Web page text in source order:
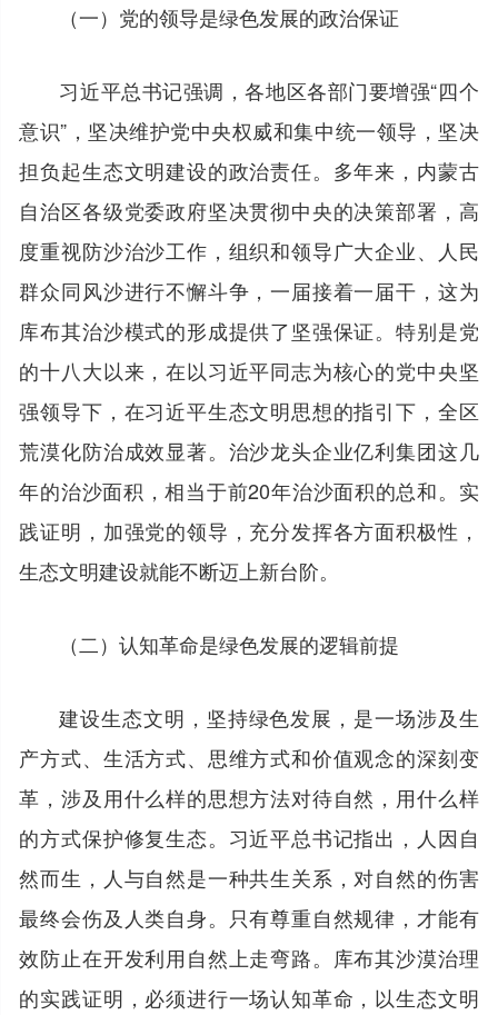
（一）党的领导是绿色发展的政治保证
习近平总书记强调，各地区各部门要增强“四个
意识”，坚决维护党中央权威和集中统一领导，坚决
担负起生态文明建设的政治责任。多年来，内蒙古
自治区各级党委政府坚决贯彻中央的决策部署，高
度重视防沙治沙工作，组织和领导广大企业、人民
群众同风沙进行不懈斗争，一届接着一届干，这为
库布其治沙模式的形成提供了坚强保证。特别是党
的十八大以来，在以习近平同志为核心的党中央坚
强领导下，在习近平生态文明思想的指引下，全区
荒漠化防治成效显著。治沙龙头企业亿利集团这几
年的治沙面积，相当于前20年治沙面积的总和。实
践证明，加强党的领导，充分发挥各方面积极性，
生态文明建设就能不断迈上新台阶。
（二）认知革命是绿色发展的逻辑前提
建设生态文明，坚持绿色发展，是一场涉及生
产方式、生活方式、思维方式和价值观念的深刻变
革，涉及用什么样的思想方法对待自然，用什么样
的方式保护修复生态。习近平总书记指出，人因自
然而生，人与自然是一种共生关系，对自然的伤害
最终会伤及人类自身。只有尊重自然规律，才能有
效防止在开发利用自然上走弯路。库布其沙漠治理
的实践证明，必须进行一场认知革命，以生态文明